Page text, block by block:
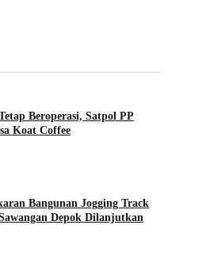
Beroperasi, Satpol PP
Koat Coffee
Bangunan Jogging Track
Depok Dilanjutkan